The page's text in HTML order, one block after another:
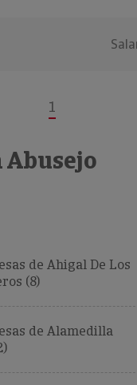
1
Abusejo
de Ahigal De Los
(8)
de Alamedilla